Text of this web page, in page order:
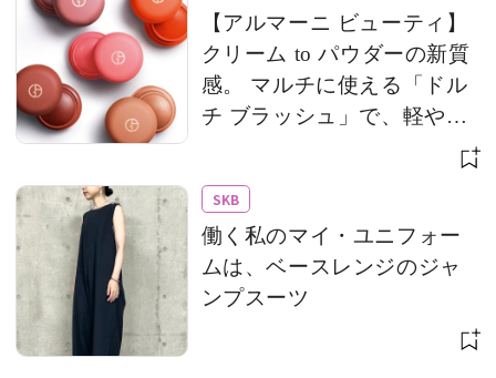
【アルマーニ ビューティ】
クリーム to パウダーの新質
感。 マルチに使える「ドル
チ ブラッシュ」で、軽やか
SKB
働く私のマイ・ユニフォー
ムは、ベースレンジのジャ
ンプスーツ